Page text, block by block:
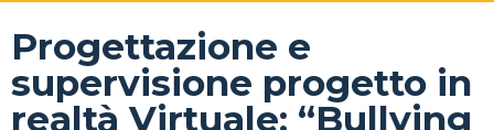
Progettazione e
supervisione progetto in
realtà Virtuale: “Bullying